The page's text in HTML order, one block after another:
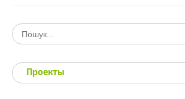
Проекты